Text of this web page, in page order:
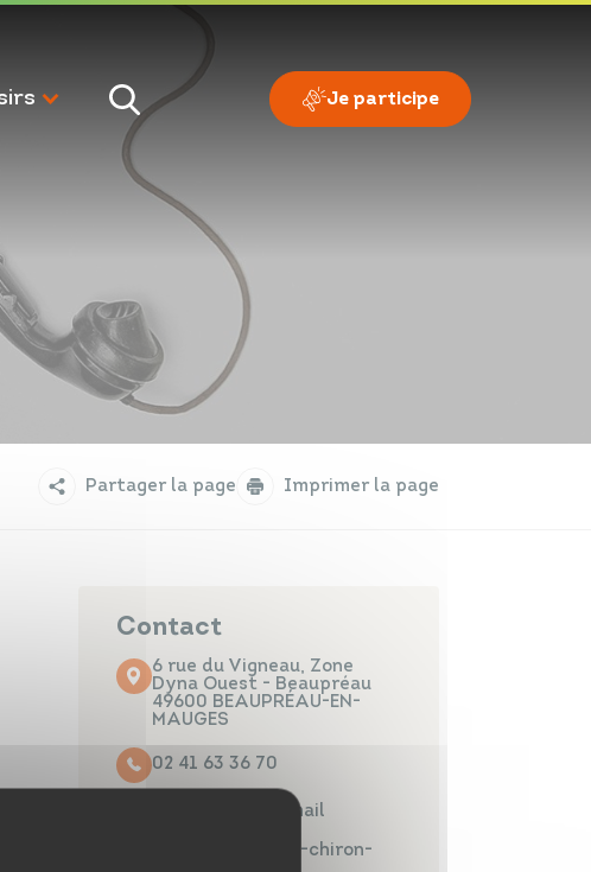
Je participe
Partager la page Imprimer la page
Contact
6 rue du Vigneau, Zone
Dyna Ouest - Beaupréau
49600 BEAUPRÉAU-EN-
MAUGES
02 41 63 36 70
Contacter par mail
https://www.icc-chiron-
Infos travaux